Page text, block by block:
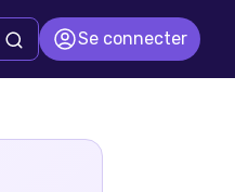
Se connecter